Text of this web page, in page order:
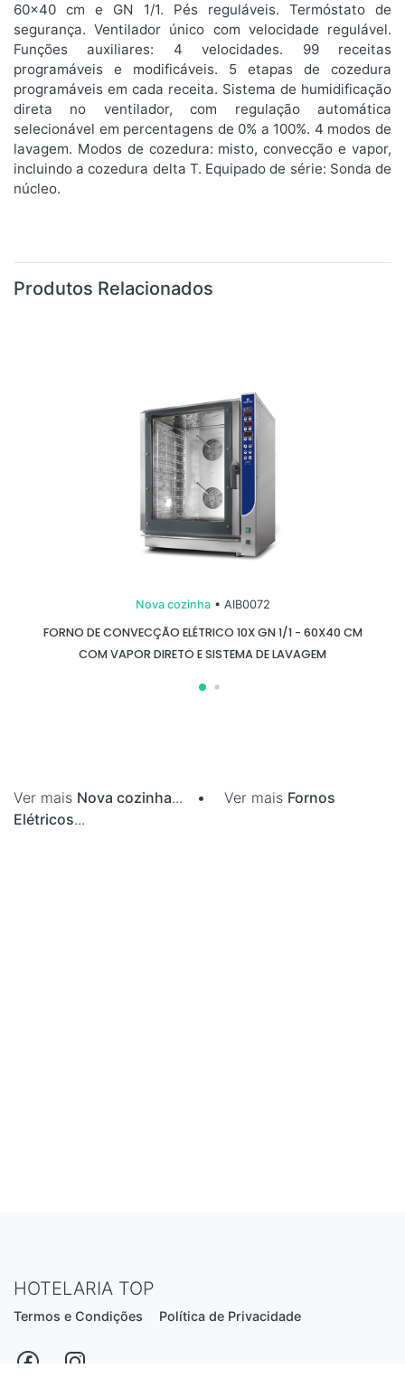
60x40 cm e GN 1/1. Pés reguláveis. Termóstato de
segurança. Ventilador único com velocidade regulável.
Funções auxiliares: 4 velocidades. 99 receitas
programáveis e modificáveis. 5 etapas de cozedura
programáveis em cada receita. Sistema de humidificação
direta no ventilador, com regulação automática
selecionável em percentagens de 0% a 100%. 4 modos de
lavagem. Modos de cozedura: misto, convecção e vapor,
incluindo a cozedura delta T. Equipado de série: Sonda de
núcleo.
Produtos Relacionados
Nova cozinha• AIB0072
FORNO DE CONVECÇÃO ELÉTRICO 10X GN 1/1 - 60X40 CM
COM VAPOR DIRETO E SISTEMA DE LAVAGEM
Ver mais Nova cozinha... • Ver mais Fornos
Elétricos...
HOTELARIA TOP
Termos e Condições Política de Privacidade